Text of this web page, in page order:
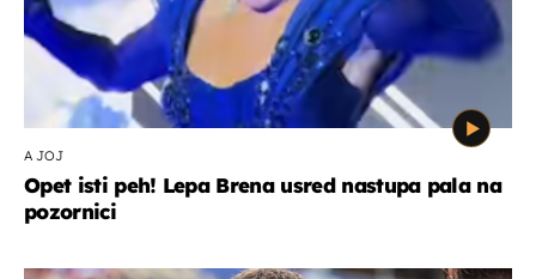
A JOJ
Opet isti peh! Lepa Brena usred nastupa pala na
pozornici